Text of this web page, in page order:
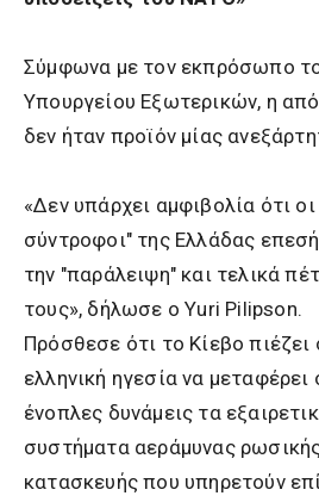
Σύμφωνα με τον εκπρόσωπο
Υπουργείου Εξωτερικών, η
δεν ήταν προϊόν μίας
«Δεν υπάρχει αμφιβολία ότι
σύντροφοι" της Ελλάδας
την "παράλειψη" και τελικά
τους», δήλωσε ο Yuri Pilipson.
Πρόσθεσε ότι το Κίεβο
ελληνική ηγεσία να μεταφέρει
ένοπλες δυνάμεις τα
συστήματα αεράμυνας
κατασκευής που υπηρετούν